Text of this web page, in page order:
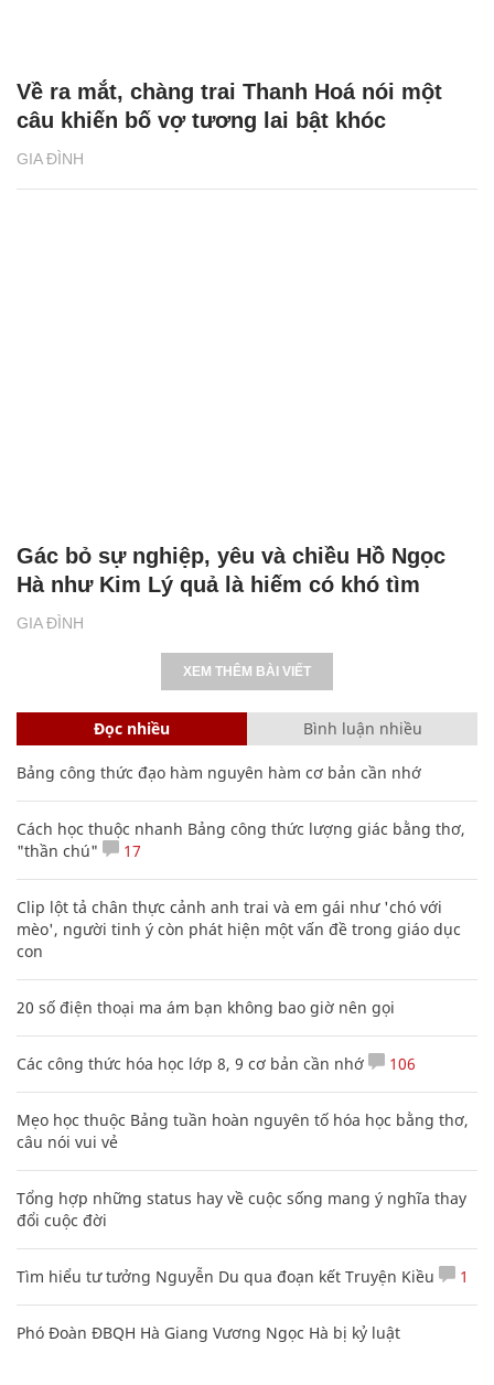
GIA ĐÌNH
Về ra mắt, chàng trai Thanh Hoá nói một
câu khiến bố vợ tương lai bật khóc
GIA ĐÌNH
Gác bỏ sự nghiệp, yêu và chiều Hồ Ngọc
Hà như Kim Lý quả là hiếm có khó tìm
XEM THÊM BÀI VIẾT
Đọc nhiều Bình luận nhiều
Bảng công thức đạo hàm nguyên hàm cơ bản cần nhớ
Cách học thuộc nhanh Bảng công thức lượng giác bằng thơ,
"thần chú"
17
Clip lột tả chân thực cảnh anh trai và em gái như 'chó với
mèo', người tinh ý còn phát hiện một vấn đề trong giáo dục
con
20 số điện thoại ma ám bạn không bao giờ nên gọi
Các công thức hóa học lớp 8, 9 cơ bản cần nhớ 106
Mẹo học thuộc Bảng tuần hoàn nguyên tố hóa học bằng thơ,
câu nói vui vẻ
Tổng hợp những status hay về cuộc sống mang ý nghĩa thay
đổi cuộc đời
Tìm hiểu tư tưởng Nguyễn Du qua đoạn kết Truyện Kiều 1
Phó Đoàn ĐBQH Hà Giang Vương Ngọc Hà bị kỷ luật